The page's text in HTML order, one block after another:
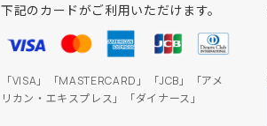
下記のカードがご利用いただけます。
「VISA」「MASTERCARD」「JCB」「アメ
リカン・エキスプレス」「ダイナース」